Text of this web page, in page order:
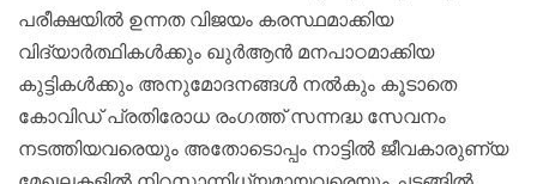
പരീക്ഷയിൽ ഉന്നത വിജയം കരസ്ഥമാക്കിയ
വിദ്യാർത്ഥികൾക്കും ഖുർആൻ മനപാഠമാക്കിയ
കുട്ടികൾക്കും അനുമോദനങ്ങൾ നൽകും കൂടാതെ
കോവിഡ് പ്രതിരോധ രംഗത്ത് സന്നദ്ധ സേവനം
നടത്തിയവരെയും അതോടൊപ്പം നാട്ടിൽ ജീവകാരുണ്യ